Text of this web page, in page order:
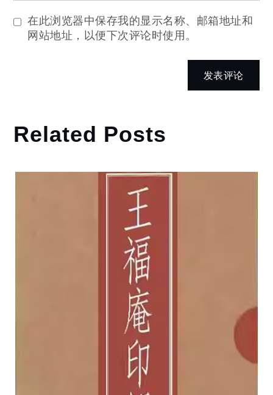
在此浏览器中保存我的显示名称、邮箱地址和
网站地址，以便下次评论时使用。
Related Posts